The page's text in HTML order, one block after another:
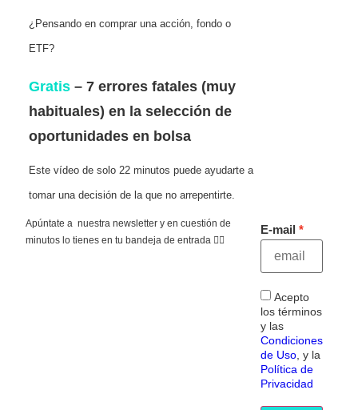
¿Pensando en comprar una acción, fondo o
ETF?
Gratis – 7 errores fatales (muy
habituales) en la selección de
oportunidades en bolsa
Este vídeo de solo 22 minutos puede ayudarte a
tomar una decisión de la que no arrepentirte.
Apúntate a nuestra newsletter y en cuestión de
minutos lo tienes en tu bandeja de entrada 👇🏻
E-mail
Acepto
los términos
y las
Condiciones
de Uso, y la
Política de
Privacidad